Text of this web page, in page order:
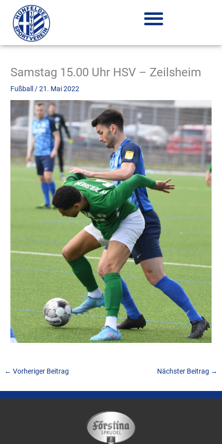
Inhalt
springen
Samstag 15.00 Uhr HSV – Zeilsheim
Fußball /21. Mai 2022
← Vorheriger Beitrag Nächster Beitrag →